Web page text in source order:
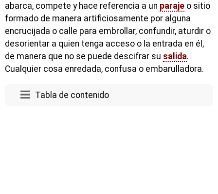
abarca, compete y hace referencia a un paraje o sitio
formado de manera artificiosamente por alguna
encrucijada o calle para embrollar, confundir, aturdir o
desorientar a quien tenga acceso o la entrada en él,
de manera que no se puede descifrar su salida.
Cualquier cosa enredada, confusa o embarulladora.
Tabla de contenido